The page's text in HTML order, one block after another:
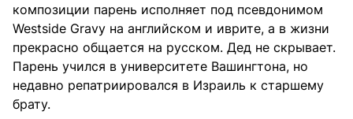
композиции парень исполняет под псевдонимом
Westside Gravy на английском и иврите, а в жизни
прекрасно общается на русском. Дед не скрывает.
Парень учился в университете Вашингтона, но
недавно репатриировался в Израиль к старшему
брату.